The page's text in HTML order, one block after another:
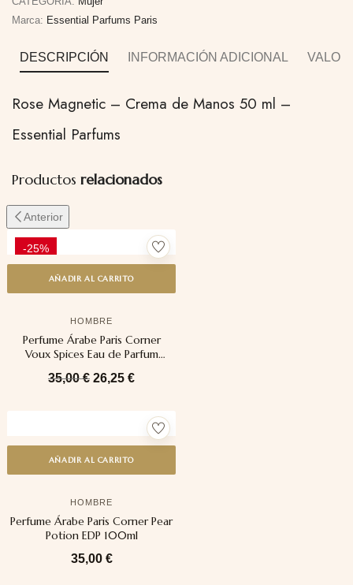
Marca: Essential Parfums Paris
DESCRIPCIÓN INFORMACIÓN ADICIONAL
Rose Magnetic – Crema de Manos 50 ml –
Essential Parfums
Productos relacionados
Anterior
-25%
AÑADIR AL CARRITO
HOMBRE
Perfume Árabe Paris Corner
Voux Spices Eau de Parfum
35,00€ 26,25 €
AÑADIR AL CARRITO
HOMBRE
Perfume Árabe Paris Corner Pear
Potion EDP 100ml
35,00 €